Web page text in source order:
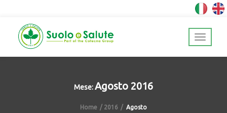
Mese:Agosto 2016
Home 2016 Agosto